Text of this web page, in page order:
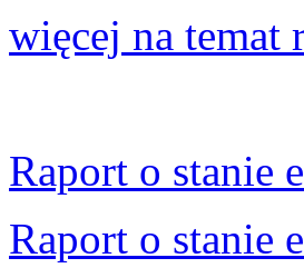
więcej na temat
Raport o stanie
Raport o stanie